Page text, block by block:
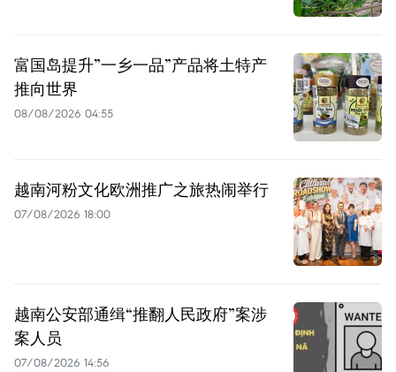
富国岛提升”一乡一品”产品将土特产
推向世界
08/08/2026 04:55
越南河粉文化欧洲推广之旅热闹举行
07/08/2026 18:00
越南公安部通缉“推翻人民政府”案涉
案人员
07/08/2026 14:56